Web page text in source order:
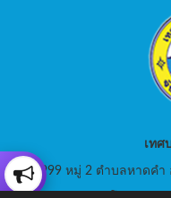
เทศ
999 หมู่ 2 ตำบลหาดคำ